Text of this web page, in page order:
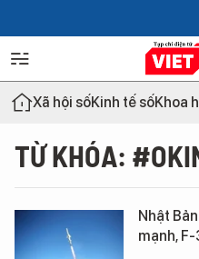
Xã hội sốKinh tế sốKhoa
TỪ KHÓA:
Nhật
mạnh,